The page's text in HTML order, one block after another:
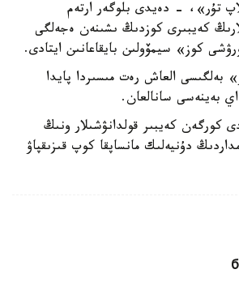
تۇر»، - دەيدى بلوگەر ارتەم
كەيبىرى كوزدىڭ ىشىنەن ەجەلگى
كوز» سيمۆولىن بايقاعانىن ايتادى.
بەلگىسى العاش رەت مىسىردا پايدا
بەينەسى سانالعان.
كورگەن كەيبىر قولدانۋشىلار ونىڭ
دۇنيەلىك مانساپقا كوپ قىزىقپاۋ